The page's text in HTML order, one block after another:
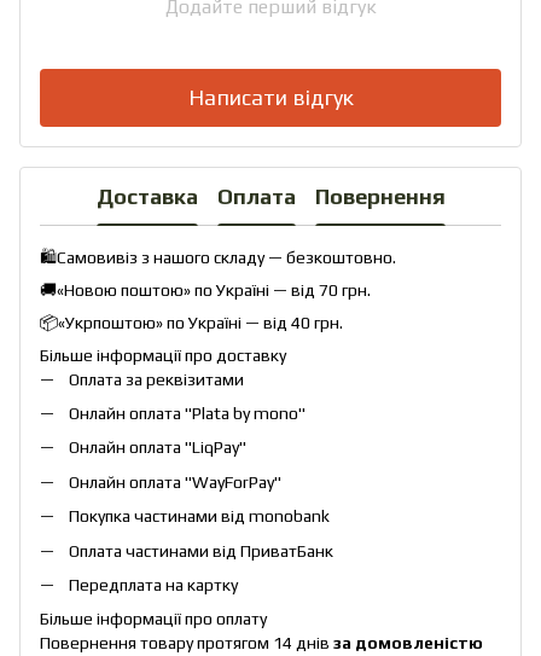
Додайте перший відгук
Написати відгук
Доставка Оплата Повернення
🛍️Самовивіз з нашого складу — безкоштовно.
🚚«Новою поштою» по Україні — від 70 грн.
📦«Укрпоштою» по Україні — від 40 грн.
Більше інформації про доставку
Оплата за реквізитами
Онлайн оплата "Plata by mono"
Онлайн оплата "LiqPay"
Онлайн оплата "WayForPay"
Покупка частинами від monobank
Оплата частинами від ПриватБанк
Передплата на картку
Більше інформації про оплату
Повернення товару протягом 14 днів за домовленістю